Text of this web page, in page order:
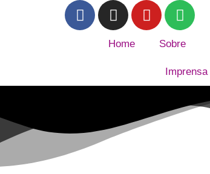
Home Sobre
Imprensa